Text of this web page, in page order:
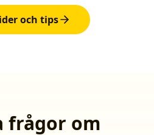
och tips
frågor om